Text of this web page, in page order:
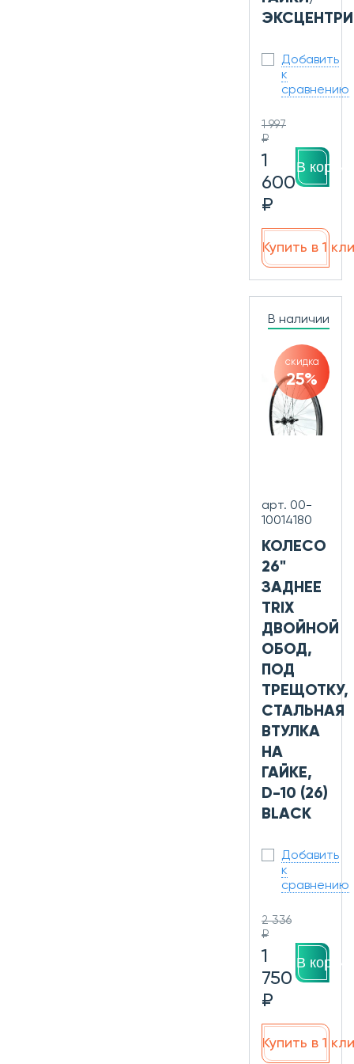
Добавить
к
сравнению
1 997
₽
1
600
₽
В
Купить в 1
В наличии
скидка
25%
арт. 00-
10014180
КОЛЕСО
26"
ЗАДНЕЕ
TRIX
ДВОЙНОЙ
ОБОД,
ПОД
ТРЕЩОТКУ,
СТАЛЬНАЯ
ВТУЛКА
НА
ГАЙКЕ,
D-10 (26)
BLACK
Добавить
к
сравнению
2 336
₽
1
750
₽
В
Купить в 1